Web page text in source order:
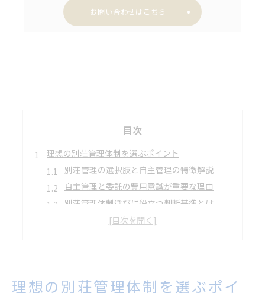
お問い合わせはこちら
目次
理想の別荘管理体制を選ぶポイント
別荘管理の選択肢と自主管理の特徴解説
自主管理と委託の費用意識が重要な理由
別荘管理体制選びに役立つ判断基準とは
管理別荘地の利用経験が生きる選び方
委託と自主管理の費用差が生まれる背景
理想の別荘管理体制を選ぶポイ